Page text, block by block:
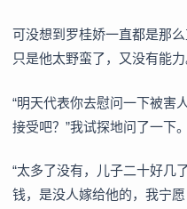
可没想到罗桂娇一直都是那么
只是他太野蛮了，又没有能力
“明天代表你去慰问一下被害
接受吧？”我试探地问了一下。
“太多了没有，儿子二十好几
钱，是没人嫁给他的，我宁